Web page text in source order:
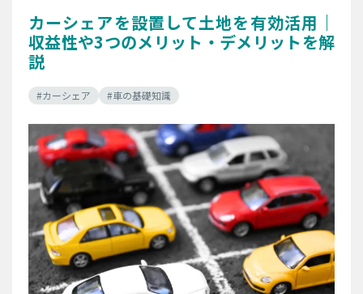
カーシェアを設置して土地を有効活用｜
収益性や3つのメリット・デメリットを解
説
#カーシェア #車の基礎知識